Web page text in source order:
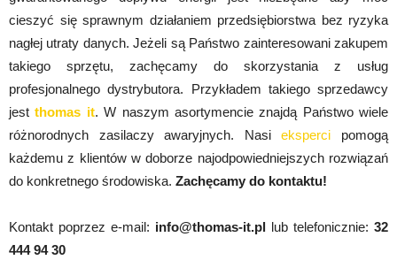
cieszyć się sprawnym działaniem przedsiębiorstwa bez ryzyka
nagłej utraty danych. Jeżeli są Państwo zainteresowani zakupem
takiego sprzętu, zachęcamy do skorzystania z usług
profesjonalnego dystrybutora. Przykładem takiego sprzedawcy
jestthomas it. W naszym asortymencie znajdą Państwo wiele
różnorodnych zasilaczy awaryjnych. Nasieksperci pomogą
każdemu z klientów w doborze najodpowiedniejszych rozwiązań
do konkretnego środowiska. Zachęcamy do kontaktu!
Kontakt poprzez e-mail: info@thomas-it.pl lub telefonicznie: 32
444 94 30